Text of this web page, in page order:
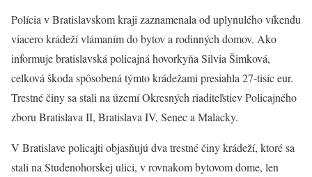
Polícia v Bratislavskom kraji zaznamenala od uplynulého víkendu
viacero krádeží vlámaním do bytov a rodinných domov. Ako
informuje bratislavská policajná hovorkyňa Silvia Šimková,
celková škoda spôsobená týmto krádežami presiahla 27-tisíc eur.
Trestné činy sa stali na území Okresných riaditeľstiev Policajného
zboru Bratislava II, Bratislava IV, Senec a Malacky.
V Bratislave policajti objasňujú dva trestné činy krádeží, ktoré sa
stali na Studenohorskej ulici, v rovnakom bytovom dome, len